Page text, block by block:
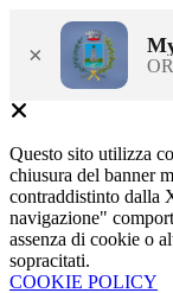
×
Questo sito utilizza
chiusura del banner
contraddistinto dalla
navigazione"
assenza di cookie o
sopracitati.
COOKIE POLICY